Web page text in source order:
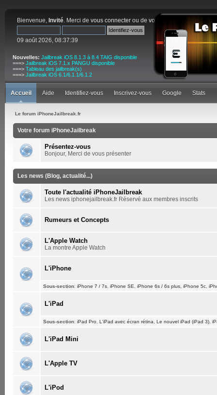
Bienvenue, Invité. Merci de vous connecter ou de vous inscrire
09 août 2026, 08:37:39
Nouvelles: Jailbreak iOS 8.1.3 à 8.4 TAIG disponible
===> Jailbreak iOS 7.1.x PANGU disponible
===> Tableau des jailbreak(s)
===> Jailbreak iOS 6.1/6.1.1/6.1.2
Accueil Aide Identifiez-vous Inscrivez-vous Google Stats
Le forum iPhoneJailbreak.fr
Votre forum iPhoneJailbreak
Présentez-vous
Bonjour, Merci de vous présenter
Les news (Blog, actualité...)
Toute l'actualité iPhoneJailbreak
Les news iphonejailbreak.fr Réservé aux membres inscrits
Rumeurs et Concepts
L'Apple Watch
La montre Apple Watch
L'iPhone
Sous-section: iPhone 7 / 7s iPhone SE iPhone 6s / 6s plus iPhone 5c
L'iPad
Sous-section: iPad Pro L'iPad avec écran rétina Le nouvel iPad (iPad 3)
L'iPad Mini
L'Apple TV
L'iPod